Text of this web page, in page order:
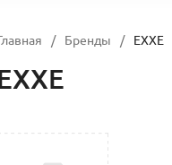
/ Бренды / EXXE